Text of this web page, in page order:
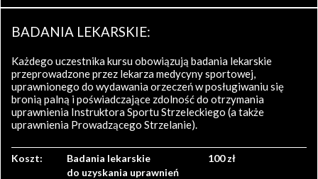
BADANIA LEKARSKIE:
Każdego uczestnika kursu obowiązują badania lekarskie
przeprowadzone przez lekarza medycyny sportowej,
uprawnionego do wydawania orzeczeń w posługiwaniu się
bronią palną i poświadczające zdolność do otrzymania
uprawnienia Instruktora Sportu Strzeleckiego (a także
uprawnienia Prowadzącego Strzelanie).
Koszt:
Badania lekarskie
do uzyskania uprawnień
100 zł